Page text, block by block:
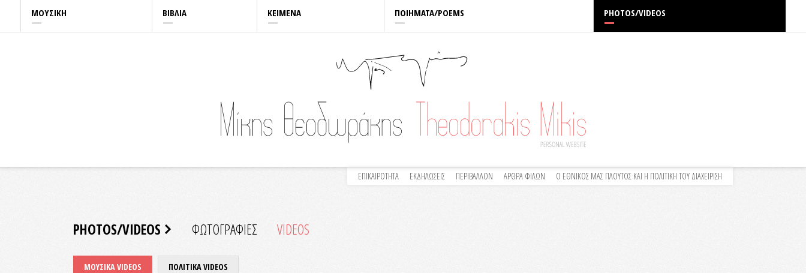
ΜΟΥΣΙΚΗ ΒΙΒΛΙΑ ΚΕΙΜΕΝΑ ΠΟΙΗΜΑΤΑ/POEMS PHOTOS/VIDEOS
ΕΠΙΚΑΙΡΟΤΗΤΑ ΕΚΔΗΛΩΣΕΙΣ ΠΕΡΙΒΑΛΛΟΝ ΑΡΘΡΑ ΦΙΛΩΝ Ο ΕΘΝΙΚΟΣ ΜΑΣ ΠΛΟΥΤΟΣ ΚΑΙ Η ΠΟΛΙΤΙΚΗ ΤΟΥ ΔΙΑΧΕΙΡΙΣΗ
PHOTOS/VIDEOS ΦΩΤΟΓΡΑΦΙΕΣ VIDEOS
ΜΟΥΣΙΚΑ VIDEOS ΠΟΛΙΤΙΚΑ VIDEOS